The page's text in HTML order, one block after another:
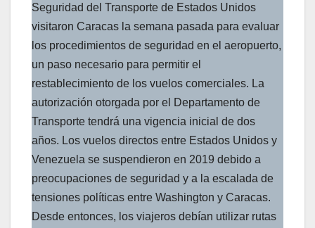
Seguridad del Transporte de Estados Unidos
visitaron Caracas la semana pasada para evaluar
los procedimientos de seguridad en el aeropuerto,
un paso necesario para permitir el
restablecimiento de los vuelos comerciales. La
autorización otorgada por el Departamento de
Transporte tendrá una vigencia inicial de dos
años. Los vuelos directos entre Estados Unidos y
Venezuela se suspendieron en 2019 debido a
preocupaciones de seguridad y a la escalada de
tensiones políticas entre Washington y Caracas.
Desde entonces, los viajeros debían utilizar rutas